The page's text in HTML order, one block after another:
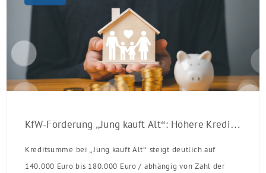
KfW-Förderung „Jung kauft Alt“: Höhere Kredite ab August 2026
Kreditsumme bei „Jung kauft Alt“ steigt deutlich auf
140.000 Euro bis 180.000 Euro / abhängig von Zahl der